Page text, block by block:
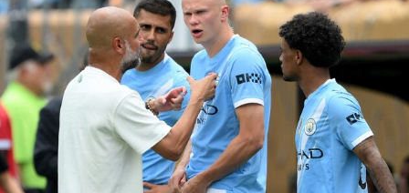
search
Suchbegriff
eingeben
© Krone Multimedia GmbH & Co KG 2026
Muthgasse 2, 1190 Wien